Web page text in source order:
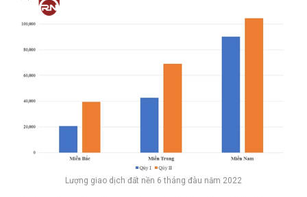
Lượng giao dịch đất nền 6 tháng đàu năm 2022